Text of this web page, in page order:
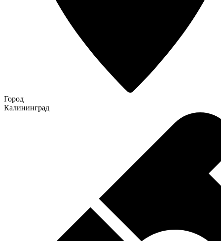
Город
Калининград